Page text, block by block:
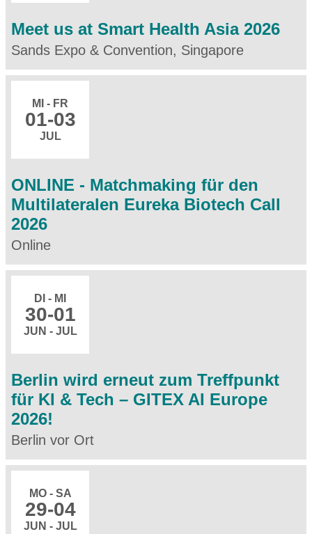
Meet us at Smart Health Asia 2026
Sands Expo & Convention, Singapore
MI - FR
01-03
JUL
ONLINE - Matchmaking für den
Multilateralen Eureka Biotech Call
2026
Online
DI - MI
30-01
JUN - JUL
Berlin wird erneut zum Treffpunkt
für KI & Tech – GITEX AI Europe
2026!
Berlin vor Ort
MO - SA
29-04
JUN - JUL